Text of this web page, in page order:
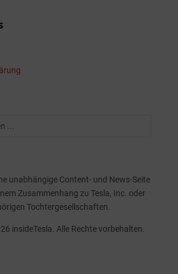
unabhängige Content- und News-Seite
Zusammenhang zu Tesla, Inc. oder
Tochtergesellschaften.
insideTesla. Alle Rechte vorbehalten.